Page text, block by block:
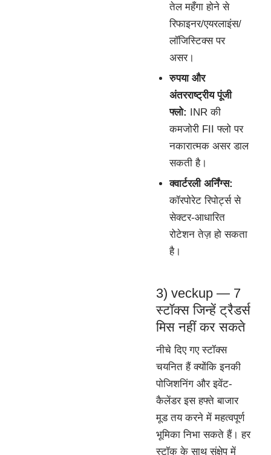
तेल महँगा होने से
रिफाइनर/एयरलाइंस/
लॉजिस्टिक्स पर
असर।
रुपया और
अंतरराष्ट्रीय पूंजी
फ्लो: INR की
कमजोरी FII फ्लो पर
नकारात्मक असर डाल
सकती है।
क्वार्टरली अर्निंग्स:
कॉरपोरेट रिपोर्ट्स से
सेक्टर-आधारित
रोटेशन तेज़ हो सकता
है।
3) veckup — 7
स्टॉक्स जिन्हें ट्रैडर्स
मिस नहीं कर सकते
नीचे दिए गए स्टॉक्स
चयनित हैं क्योंकि इनकी
पोजिशनिंग और इवेंट-
कैलेंडर इस हफ्ते बाजार
मूड तय करने में महत्वपूर्ण
भूमिका निभा सकते हैं। हर
स्टॉक के साथ संक्षेप में